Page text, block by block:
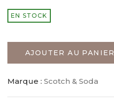
EN STOCK
AJOUTER AU PANIER
Marque : Scotch & Soda